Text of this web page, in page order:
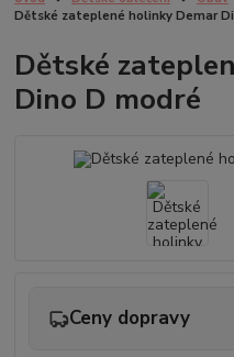
Dětské zateplené holinky Demar
Dětské
Dino D modré
Ceny dopravy